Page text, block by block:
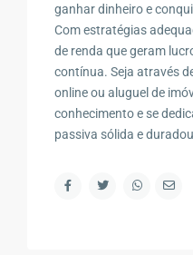
ganhar dinheiro e
Com estratégias
de renda que geram
contínua. Seja através
online ou aluguel de
conhecimento e se
passiva sólida e